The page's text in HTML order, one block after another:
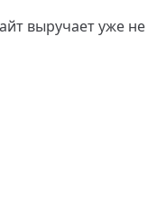
выручает уже не